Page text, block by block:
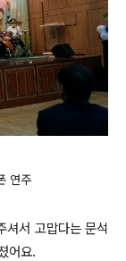
연주
셔서 고맙다는 문석
어요.